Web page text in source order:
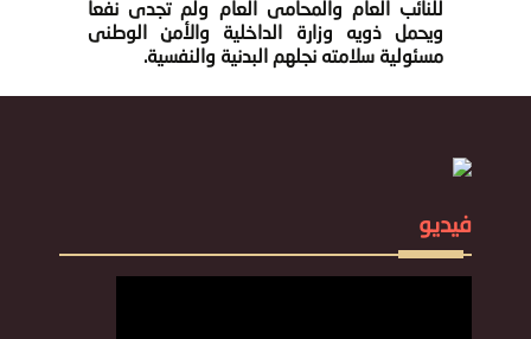
للنائب العام والمحامى العام ولم تجدى نفعا
ويحمل ذويه وزارة الداخلية والأمن الوطنى
مسئولية سلامته نجلهم البدنية والنفسية.
فيديو